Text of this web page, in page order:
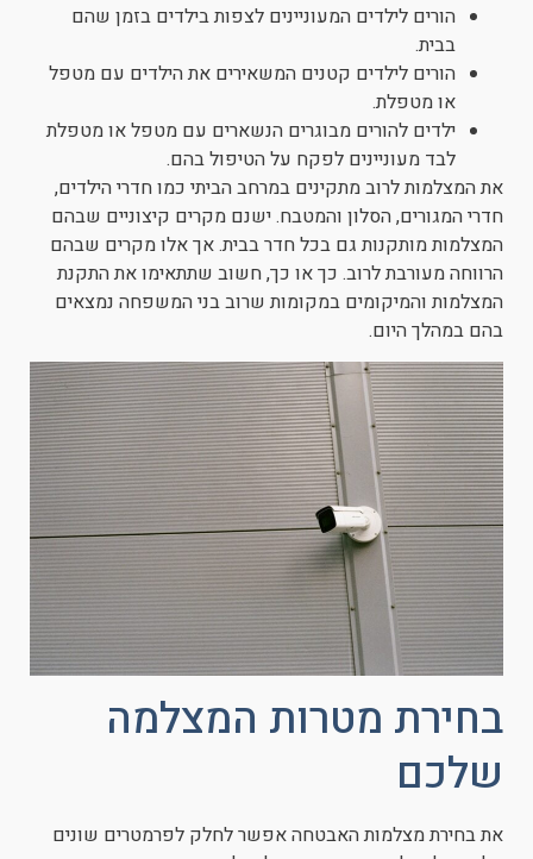
הורים לילדים המעוניינים לצפות בילדים בזמן שהם
בבית.
הורים לילדים קטנים המשאירים את הילדים עם מטפל
או מטפלת.
ילדים להורים מבוגרים הנשארים עם מטפל או מטפלת
לבד מעוניינים לפקח על הטיפול בהם.
את המצלמות לרוב מתקינים במרחב הביתי כמו חדרי הילדים,
חדרי המגורים, הסלון והמטבח. ישנם מקרים קיצוניים שבהם
המצלמות מותקנות גם בכל חדר בבית. אך אלו מקרים שבהם
הרווחה מעורבת לרוב. כך או כך, חשוב שתתאימו את התקנת
המצלמות והמיקומים במקומות שרוב בני המשפחה נמצאים
בהם במהלך היום.
בחירת מטרות המצלמה
שלכם
את בחירת מצלמות האבטחה אפשר לחלק לפרמטרים שונים